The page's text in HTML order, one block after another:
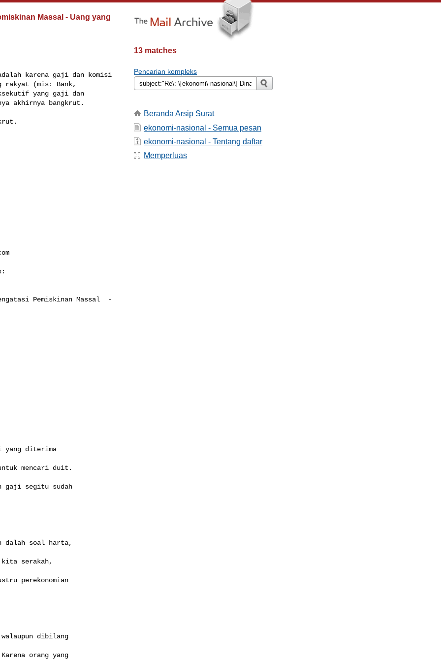
Massal - Uang yang
karena gaji dan komisi
rakyat (mis: Bank,
yang gaji dan
akhirnya bangkrut.
Pemiskinan Massal  -
yang diterima
mencari duit.
gaji segitu sudah
dalah soal harta,
serakah,
perekonomian
dibilang
orang yang
13 matches
Pencarian kompleks
Beranda Arsip Surat
ekonomi-nasional - Semua pesan
ekonomi-nasional - Tentang daftar
Memperluas